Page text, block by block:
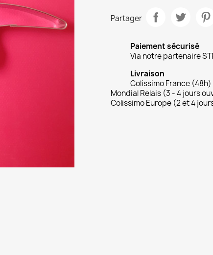
Partager
Paiement sécurisé
Via notre partenaire
Livraison
Colissimo France (48h)
Mondial Relais (3 - 4 jours
Colissimo Europe (2 et 4